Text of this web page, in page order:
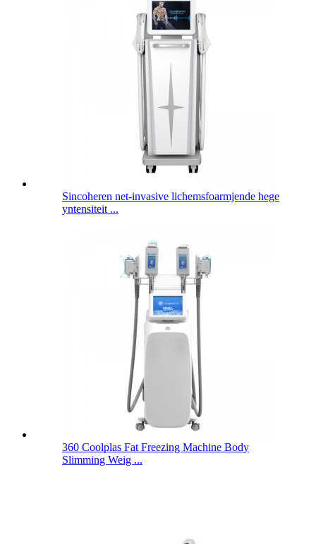
Sincoheren net-invasive lichemsfoarmjende hege
yntensiteit ...
360 Coolplas Fat Freezing Machine Body
Slimming Weig ...